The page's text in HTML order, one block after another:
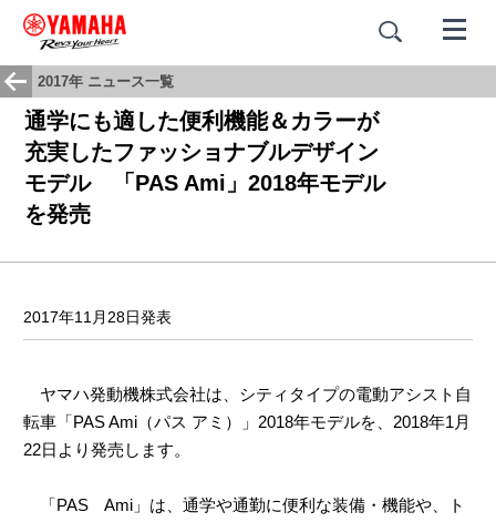
2017年 ニュース一覧
通学にも適した便利機能＆カラーが
充実したファッショナブルデザイン
モデル 「PAS Ami」2018年モデル
を発売
2017年11月28日発表
ヤマハ発動機株式会社は、シティタイプの電動アシスト自
転車「PAS Ami（パス アミ）」2018年モデルを、2018年1月
22日より発売します。
「PAS Ami」は、通学や通勤に便利な装備・機能や、ト